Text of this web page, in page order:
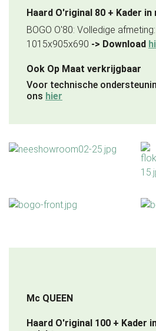
Haard O'riginal 80 + Kader
BOGO O'80: Volledige
1015x905x690 -> Download
Ook Op Maat verkrijgbaar
Voor technische
ons hier
Mc QUEEN
Haard O'riginal 100 + Kader